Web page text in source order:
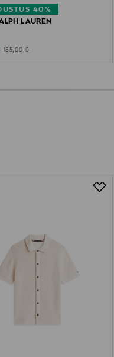
40%
LAUREN
Price
Original Price
185,00 €